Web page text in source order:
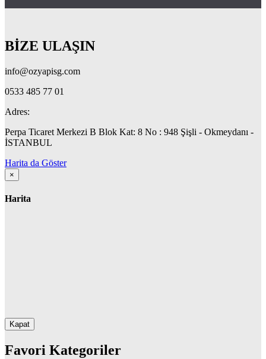
BİZE ULAŞIN
info@ozyapisg.com
0533 485 77 01
Adres:
Perpa Ticaret Merkezi B Blok Kat: 8 No : 948 Şişli - Okmeydanı -
İSTANBUL
Harita da Göster
×
Harita
Kapat
Favori Kategoriler